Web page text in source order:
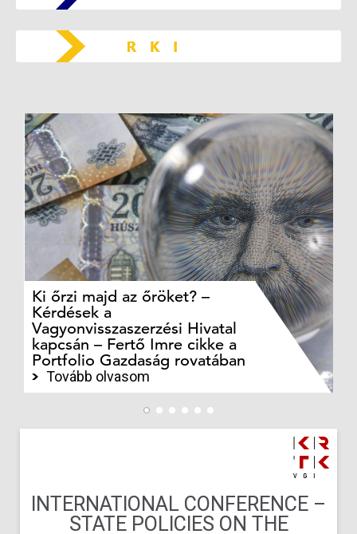
Ki őrzi majd az őröket? –
Kérdések a
Vagyonvisszaszerzési Hivatal
kapcsán – Fertő Imre cikke a
Portfolio Gazdaság rovatában
Tovább olvasom
INTERNATIONAL CONFERENCE –
STATE POLICIES ON THE